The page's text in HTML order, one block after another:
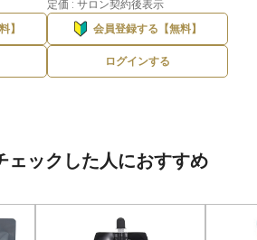
】
定価 : サロン契約後表示
会員登録する【無料】
ログインする
ェックした人におすすめ